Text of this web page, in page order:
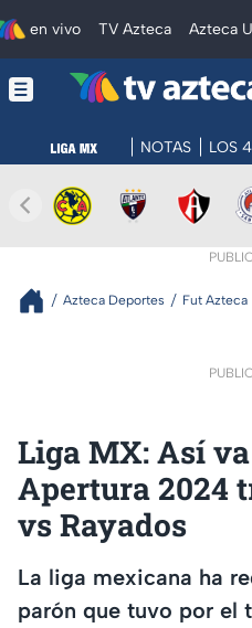
en vivo TV Azteca Azteca
NOTAS LOS
Azteca Deportes Fut Azteca
Liga MX: Así
Apertura 2024
vs Rayados
La liga mexicana ha
parón que tuvo por el